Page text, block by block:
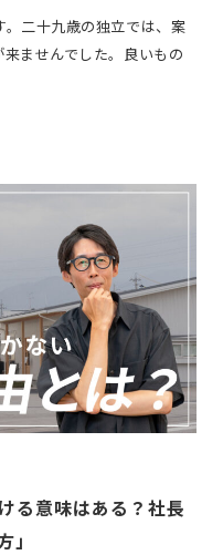
二十九歳の独立では、案
ませんでした。良いもの
る意味はある？社長